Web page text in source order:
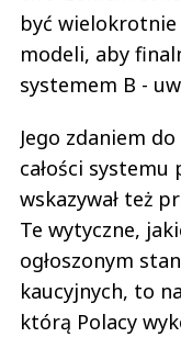
być
modeli, aby
systemem B -
Jego zdaniem
całości
wskazywał też
Te wytyczne,
ogłoszonym
kaucyjnych, to
którą Polacy